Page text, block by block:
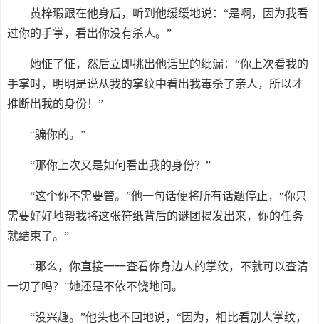
黄梓瑕跟在他身后，听到他缓缓地说：“是啊，因为我看
过你的手掌，看出你没有杀人。”
她怔了怔，然后立即挑出他话里的纰漏：“你上次看我的
手掌时，明明是说从我的掌纹中看出我毒杀了亲人，所以才
推断出我的身份！”
“骗你的。”
“那你上次又是如何看出我的身份？”
“这个你不需要管。”他一句话便将所有话题停止，“你只
需要好好地帮我将这张符纸背后的谜团揭发出来，你的任务
就结束了。”
“那么，你直接一一查看你身边人的掌纹，不就可以查清
一切了吗？”她还是不依不饶地问。
“没兴趣。”他头也不回地说，“因为，相比看别人掌纹，